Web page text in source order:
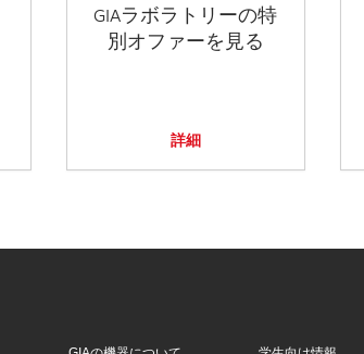
GIAラボラトリーの特
別オファーを見る
詳細